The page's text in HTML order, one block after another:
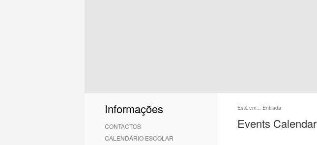
Informações
CONTACTOS
CALENDÁRIO ESCOLAR
Está em... Entrada
Events Calendar